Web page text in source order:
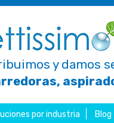
y damos
por industria Blog